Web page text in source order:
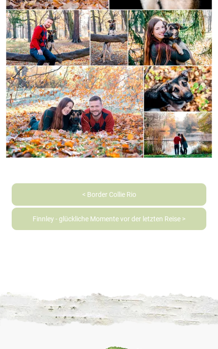
< Border Collie Rio
Finnley - glückliche Momente vor der letzten Reise >